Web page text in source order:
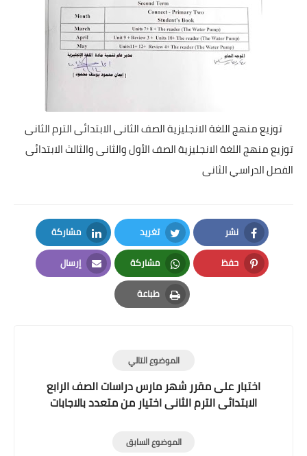
توزيع منهج اللغة الانجليزية الصف الثانى الابتدائى الترم الثانى
توزيع منهج اللغة الانجليزية الصف الأول والثانى والثالث الابتدائى
الفصل الدراسي الثانى
نشر
Facebook
تغريد
Twitter
مشاركة
LinkedIn
حفظ
Pinterest
مشاركة
Whatsapp
إرسال
Email
طباعة
Print
الموضوع التالي
اختبار على مقرر شهر مارس دراسات الصف الرابع
الابتدائى الترم الثانى اختيار من متعدد بالاجابات
الموضوع السابق